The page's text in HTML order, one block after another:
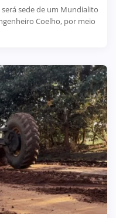
sede de um Mundialito
Coelho, por meio